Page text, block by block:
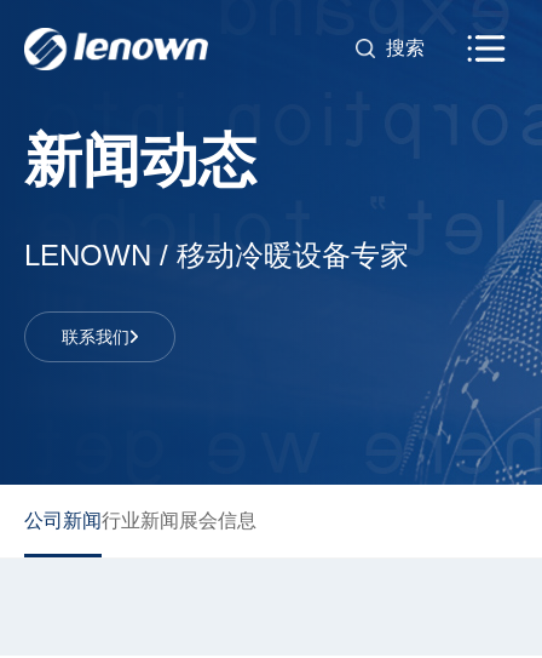
新闻动态
LENOWN / 移动冷暖设备专家
联系我们
公司新闻行业新闻 展会信息